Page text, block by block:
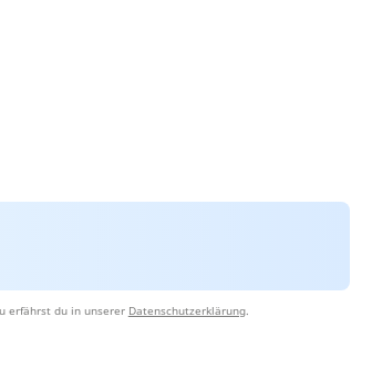
erfährst du in unserer Datenschutzerklärung.